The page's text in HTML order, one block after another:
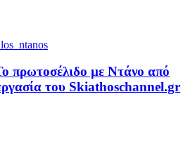
με Ντάνο από
του Skiathoschannel.gr